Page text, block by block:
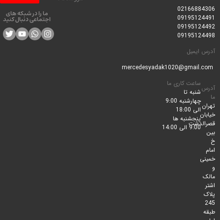
ساعت کاری ما
شنبه تا
چهارشنبه 9:00
الی 18:00
پنجشنبه ها
9:00 الی 14:00
ما را در شبکه های
اجتماعی دنبال کنید